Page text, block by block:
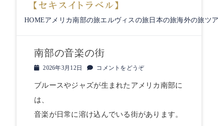
HOMEアメリカ南部の旅エルヴィスの旅 日本の旅海外の旅 ツ
南部の音楽の街
投
日
2026年3月12日 コメントをどうぞ
ブルースやジャズが生まれたアメリカ南部に
は、
音楽が日常に溶け込んでいる街があります。